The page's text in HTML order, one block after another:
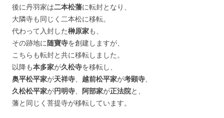
後に丹羽家は二本松藩に転封となり、
大隣寺も同じく二本松に移転。
代わって入封した榊原家も、
その跡地に随寶寺を創建しますが、
こちらも転封と共に移転しました。
以降も本多家が久松寺を移転し、
奥平松平家が天祥寺 越前松平家が考顕寺
久松松平家が円明寺 阿部家が正法院と、
藩と同じく菩提寺が移転しています。